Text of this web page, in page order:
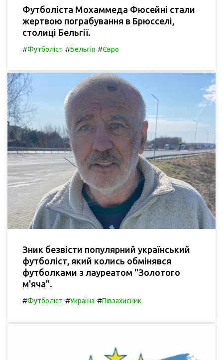
Футболіста Мохаммеда Фюсейні стали
жертвою пограбування в Брюсселі,
столиці Бельгії.
#Футболіст #Бельгія #Євро
Зник безвісти популярний український
футболіст, який колись обмінявся
футболками з лауреатом "Золотого
м'яча".
#Футболіст #Україна #Півзахисник